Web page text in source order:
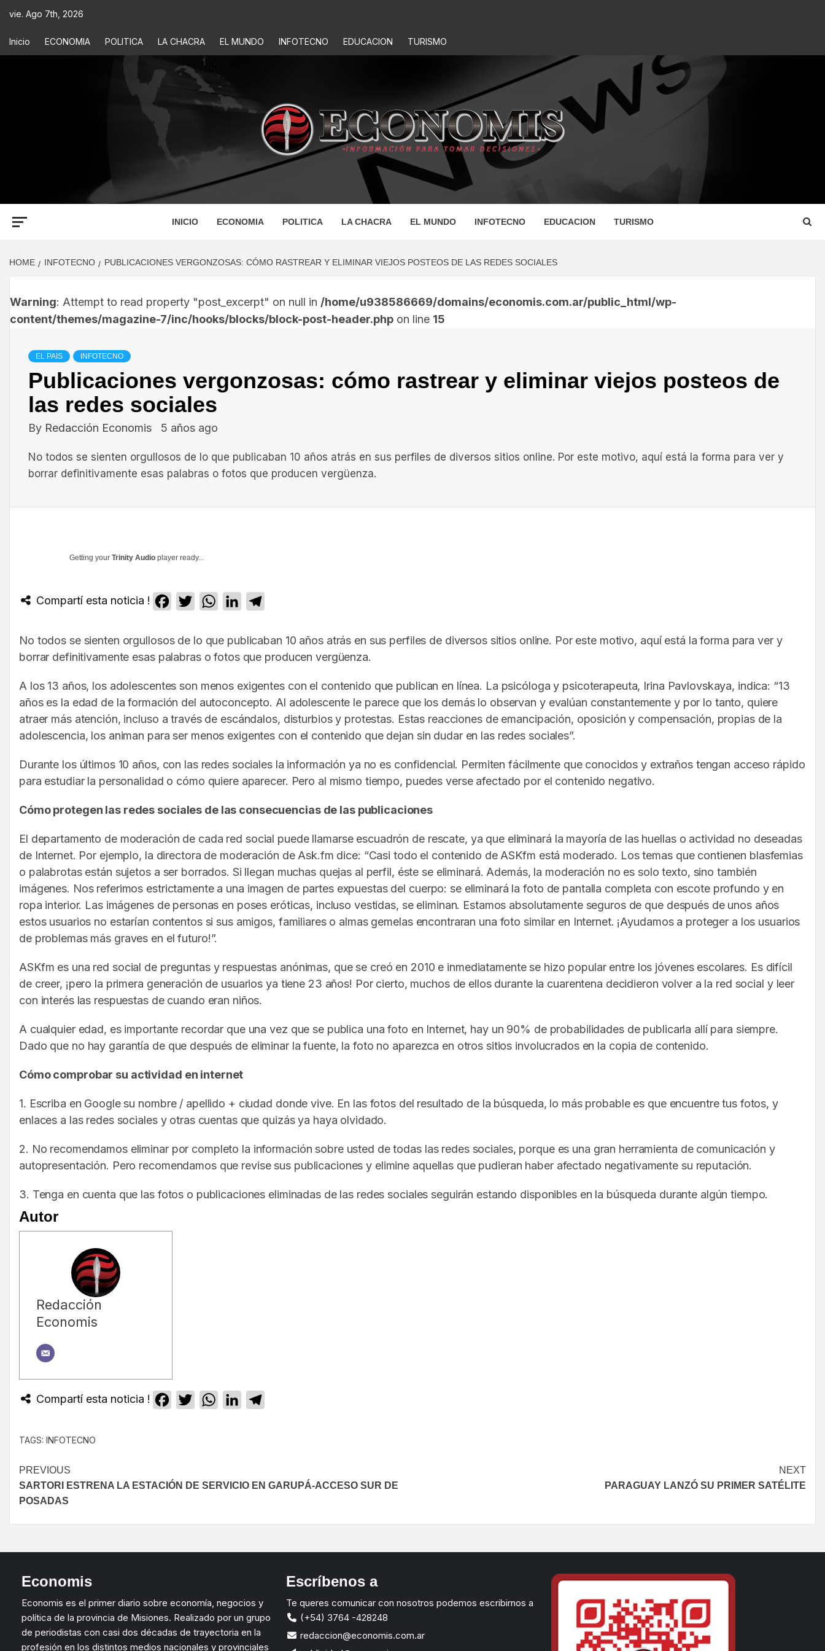
vie. Ago 7th, 2026
Inicio ECONOMIA POLITICA LA CHACRA EL MUNDO INFOTECNO EDUCACION TURISMO
ECONOMIS
INICIO ECONOMIA POLITICA LA CHACRA EL MUNDO INFOTECNO EDUCACION TURISMO
HOME INFOTECNO PUBLICACIONES VERGONZOSAS: CÓMO RASTREAR Y ELIMINAR VIEJOS POSTEOS DE LAS REDES SOCIALES
Warning: Attempt to read property "post_excerpt" on null in /home/u938586669/domains/economis.com.ar/public_html/wp-
content/themes/magazine-7/inc/hooks/blocks/block-post-header.php on line 15
EL PAIS INFOTECNO
Publicaciones vergonzosas: cómo rastrear y eliminar viejos posteos de
las redes sociales
By Redacción Economis 5 años ago
No todos se sienten orgullosos de lo que publicaban 10 años atrás en sus perfiles de diversos sitios online. Por este motivo, aquí está la forma para ver y
borrar definitivamente esas palabras o fotos que producen vergüenza.
Getting your Trinity Audio player ready...
Compartí esta noticia ! Facebook
TwitterWhatsApp
LinkedIn
No todos se sienten orgullosos de lo que publicaban 10 años atrás en sus perfiles de diversos sitios online. Por este motivo, aquí está la forma para ver y
borrar definitivamente esas palabras o fotos que producen vergüenza.
A los 13 años, los adolescentes son menos exigentes con el contenido que publican en línea. La psicóloga y psicoterapeuta, Irina Pavlovskaya, indica: “13
años es la edad de la formación del autoconcepto. Al adolescente le parece que los demás lo observan y evalúan constantemente y por lo tanto, quiere
atraer más atención, incluso a través de escándalos, disturbios y protestas. Estas reacciones de emancipación, oposición y compensación, propias de la
adolescencia, los animan para ser menos exigentes con el contenido que dejan sin dudar en las redes sociales”.
Durante los últimos 10 años, con las redes sociales la información ya no es confidencial. Permiten fácilmente que conocidos y extraños tengan acceso rápido
para estudiar la personalidad o cómo quiere aparecer. Pero al mismo tiempo, puedes verse afectado por el contenido negativo.
Cómo protegen las redes sociales de las consecuencias de las publicaciones
El departamento de moderación de cada red social puede llamarse escuadrón de rescate, ya que eliminará la mayoría de las huellas o actividad no deseadas
de Internet. Por ejemplo, la directora de moderación de Ask.fm dice: “Casi todo el contenido de ASKfm está moderado. Los temas que contienen blasfemias
o palabrotas están sujetos a ser borrados. Si llegan muchas quejas al perfil, éste se eliminará. Además, la moderación no es solo texto, sino también
imágenes. Nos referimos estrictamente a una imagen de partes expuestas del cuerpo: se eliminará la foto de pantalla completa con escote profundo y en
ropa interior. Las imágenes de personas en poses eróticas, incluso vestidas, se eliminan. Estamos absolutamente seguros de que después de unos años
estos usuarios no estarían contentos si sus amigos, familiares o almas gemelas encontraran una foto similar en Internet. ¡Ayudamos a proteger a los usuarios
de problemas más graves en el futuro!”.
ASKfm es una red social de preguntas y respuestas anónimas, que se creó en 2010 e inmediatamente se hizo popular entre los jóvenes escolares. Es difícil
de creer, ¡pero la primera generación de usuarios ya tiene 23 años! Por cierto, muchos de ellos durante la cuarentena decidieron volver a la red social y leer
con interés las respuestas de cuando eran niños.
A cualquier edad, es importante recordar que una vez que se publica una foto en Internet, hay un 90% de probabilidades de publicarla allí para siempre.
Dado que no hay garantía de que después de eliminar la fuente, la foto no aparezca en otros sitios involucrados en la copia de contenido.
Cómo comprobar su actividad en internet
1. Escriba en Google su nombre / apellido + ciudad donde vive. En las fotos del resultado de la búsqueda, lo más probable es que encuentre tus fotos, y
enlaces a las redes sociales y otras cuentas que quizás ya haya olvidado.
2. No recomendamos eliminar por completo la información sobre usted de todas las redes sociales, porque es una gran herramienta de comunicación y
autopresentación. Pero recomendamos que revise sus publicaciones y elimine aquellas que pudieran haber afectado negativamente su reputación.
3. Tenga en cuenta que las fotos o publicaciones eliminadas de las redes sociales seguirán estando disponibles en la búsqueda durante algún tiempo.
Autor
Redacción
Economis
Compartí esta noticia ! Facebook
TwitterWhatsApp
LinkedIn
TAGS: INFOTECNO
PREVIOUS
SARTORI ESTRENA LA ESTACIÓN DE SERVICIO EN GARUPÁ-ACCESO SUR DE
POSADAS
NEXT
PARAGUAY LANZÓ SU PRIMER SATÉLITE
Economis
Economis es el primer diario sobre economía, negocios y
política de la provincia de Misiones. Realizado por un grupo
de periodistas con casi dos décadas de trayectoria en la
profesión en los distintos medios nacionales y provinciales
Escríbenos a
Te queres comunicar con nosotros podemos escribirnos a
(+54) 3764 -428248
redaccion@economis.com.ar